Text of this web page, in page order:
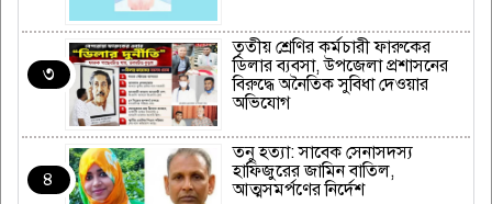
৩
তৃতীয় শ্রেণির কর্মচারী ফারুকের
ডিলার ব্যবসা, উপজেলা প্রশাসনের
বিরুদ্ধে অনৈতিক সুবিধা দেওয়ার
অভিযোগ
৪
তনু হত্যা: সাবেক সেনাসদস্য
হাফিজুরের জামিন বাতিল,
আত্মসমর্পণের নির্দেশ